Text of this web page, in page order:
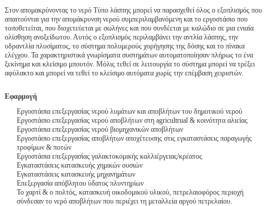
Στον απομακρύνοντας το νερό Τύπο λάσπης μπορεί να παρασχεθεί όλος ο εξοπλισμός που
απαιτούνται για την απομάκρυνση νερού συμπεριλαμβανόμενη και το εργοστάσιο που
τοποθετείται, που διοχετεύεται με σωλήνες και που συνδέεται με καλώδιο σε μια ενιαία
ολίσθηση ανοξείδωτου. Αυτός ο εξοπλισμός περιλαμβάνει την αντλία λάσπης, την
υδραντλία πλυσίματος, το σύστημα πολυμερούς χορήγησης της δόσης και το πίνακα
ελέγχου. Τα χαρακτηριστικά γνωρίσματα συστημάτων αυτοματοποίησαν πλήρως το ένα
ξεκίνημα και κλείσιμο μπουτόν. Μόλις τεθεί σε λειτουργία το σύστημα μπορεί να τρέξει
αφύλακτο και μπορεί να τεθεί το κλείσιμο αυτόματα χωρίς την επέμβαση χειριστών.
Εφαρμογή
Εργοστάσια επεξεργασίας νερού λυμάτων και αποβλήτων του δημοτικού νερού
Εργοστάσιο επεξεργασίας νερού αποβλήτων στη agricultrual & κοινότητα αλιείας
Εργοστάσια επεξεργασίας νερού βιομηχανικών αποβλήτων
Εργοστάσιο επεξεργασίας αποβλήτων αποχέτευσης στις εγκαταστάσεις παραγωγής
τροφίμων & ποτών
Εργοστάσια επεξεργασίας γαλακτοκομικής καλλιέργειας/κρέατος
Εγκαταστάσεις κατασκευής χημικών ουσιών
Εγκαταστάσεις κατασκευής μηχανημάτων
Επεξεργασία απόβλητου ύδατος πλυντηρίων
Το χαρτί & ο πολτός, κατασκευή οικοδομικού υλικού, πετρελαιοφόρος περιοχή
σύνδεσαν το νερό αποβλήτων που περιέχει τη μεταλλεία αργού πετρελαίου.